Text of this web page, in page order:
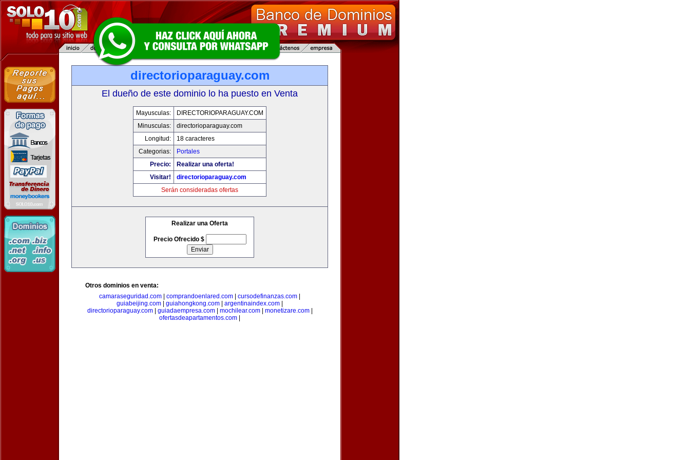
directorioparaguay.com
El dueño de este dominio lo ha puesto en Venta
Mayusculas:
DIRECTORIOPARAGUAY.COM
Minusculas:
directorioparaguay.com
Longitud:
18 caracteres
Categorias:
Portales
Precio:
Realizar una oferta!
Visitar!
directorioparaguay.com
Serán consideradas ofertas
Realizar una Oferta
Precio Ofrecido $
Otros dominios en venta:
camaraseguridad.com
comprandoenlared.com cursodefinanzas.com
guiabeijing.com
guiahongkong.com argentinaindex.com
directorioparaguay.com| guiadaempresa.com| mochilear.com| monetizare.com|
ofertasdeapartamentos.com